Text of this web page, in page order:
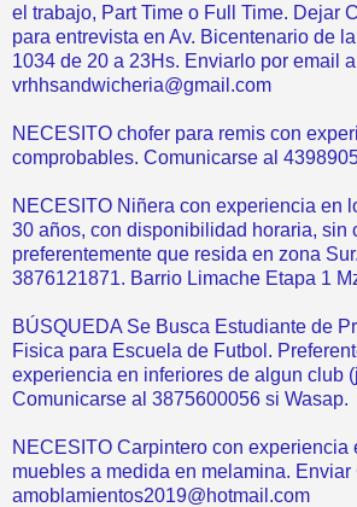
el trabajo, Part Time o Full Time. Dejar
para entrevista en Av. Bicentenario de
1034 de 20 a 23Hs. Enviarlo por email a
vrhhsandwicheria@gmail.com
NECESITO chofer para remis con
comprobables. Comunicarse al
NECESITO Niñera con experiencia en
30 años, con disponibilidad horaria, sin
preferentemente que resida en zona
3876121871. Barrio Limache Etapa 1
BÚSQUEDA Se Busca Estudiante de
Fisica para Escuela de Futbol.
experiencia en inferiores de algun club
Comunicarse al 3875600056 si Wasap.
NECESITO Carpintero con experiencia
muebles a medida en melamina. Enviar
amoblamientos2019@hotmail.com